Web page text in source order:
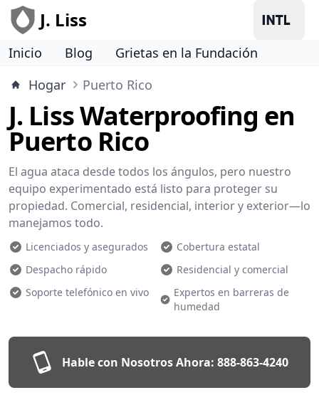
J. Liss
Inicio Blog
Grietas en la Fundación
Hogar
Puerto Rico
J. Liss Waterproofing en
Puerto Rico
El agua ataca desde todos los ángulos, pero nuestro
equipo experimentado está listo para proteger su
propiedad. Comercial, residencial, interior y exterior—lo
manejamos todo.
Licenciados y asegurados
Cobertura estatal
Despacho rápido
Residencial y comercial
Soporte telefónico en vivo
Expertos en barreras de
humedad
Hable con Nosotros Ahora: 888-863-4240